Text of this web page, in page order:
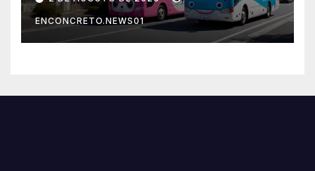
por su seguridad y disciplina
ENCONCRETO.NEWS01